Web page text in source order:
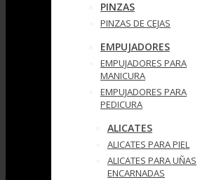
PINZAS
PINZAS DE CEJAS
EMPUJADORES
EMPUJADORES PARA
MANICURA
EMPUJADORES PARA
PEDICURA
ALICATES
ALICATES PARA PIEL
ALICATES PARA UÑAS
ENCARNADAS